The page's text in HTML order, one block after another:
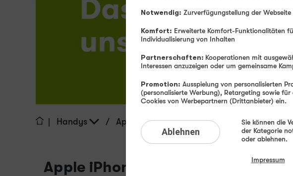
| Handys / Apple
Apple iPhone 16 Pro
Notwendig: Zurverfügungstellung der
Komfort: Erweiterte Komfort-Funktionalitäten
Individualisierung von Inhalten
Partnerschaften: Kooperationen mit
Interessen anzuzeigen oder um gemeinsame
Promotion: Ausspielung von personalisierten
(personalisierte Werbung), Retargeting sowie
Cookies von Werbepartnern (Drittanbieter) ein.
Ablehnen
Sie können die
der Kategorie
oder ablehnen.
Impressum